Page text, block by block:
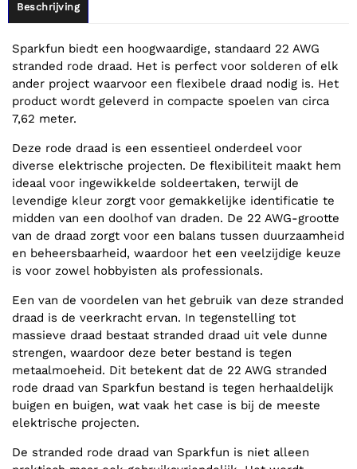
Beschrijving
Sparkfun biedt een hoogwaardige, standaard 22 AWG
stranded rode draad. Het is perfect voor solderen of elk
ander project waarvoor een flexibele draad nodig is. Het
product wordt geleverd in compacte spoelen van circa
7,62 meter.
Deze rode draad is een essentieel onderdeel voor
diverse elektrische projecten. De flexibiliteit maakt hem
ideaal voor ingewikkelde soldeertaken, terwijl de
levendige kleur zorgt voor gemakkelijke identificatie te
midden van een doolhof van draden. De 22 AWG-grootte
van de draad zorgt voor een balans tussen duurzaamheid
en beheersbaarheid, waardoor het een veelzijdige keuze
is voor zowel hobbyisten als professionals.
Een van de voordelen van het gebruik van deze stranded
draad is de veerkracht ervan. In tegenstelling tot
massieve draad bestaat stranded draad uit vele dunne
strengen, waardoor deze beter bestand is tegen
metaalmoeheid. Dit betekent dat de 22 AWG stranded
rode draad van Sparkfun bestand is tegen herhaaldelijk
buigen en buigen, wat vaak het case is bij de meeste
elektrische projecten.
De stranded rode draad van Sparkfun is niet alleen